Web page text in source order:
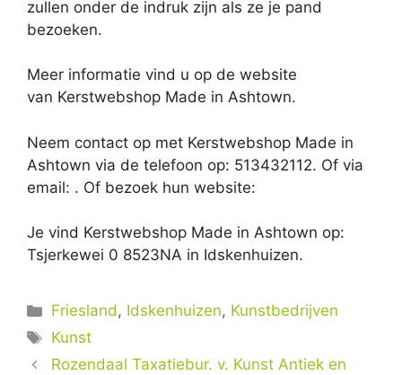
zullen onder de indruk zijn als ze je pand
bezoeken.
Meer informatie vind u op de website
van Kerstwebshop Made in Ashtown.
Neem contact op met Kerstwebshop Made in
Ashtown via de telefoon op: 513432112. Of via
email: . Of bezoek hun website:
Je vind Kerstwebshop Made in Ashtown op:
Tsjerkewei 0 8523NA in Idskenhuizen.
Categorieën
Friesland, Idskenhuizen, Kunstbedrijven
Tags
Kunst
Rozendaal Taxatiebur. v. Kunst Antiek en